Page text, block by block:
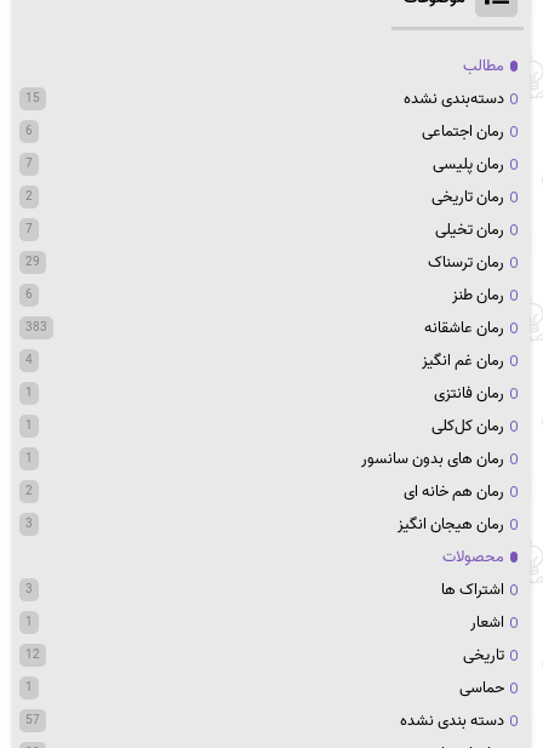
مطالب
دسته‌بندی نشده
15
رمان اجتماعی 6
رمان پلیسی 7
رمان تاریخی 2
رمان تخیلی 7
رمان ترسناک 29
رمان طنز 6
رمان عاشقانه 383
رمان غم انگیز 4
رمان فانتزی 1
رمان کل‌کلی 1
رمان های بدون سانسور 1
رمان هم خانه ای 2
رمان هیجان انگیز 3
محصولات
اشتراک ها
3
اشعار 1
تاریخی 12
حماسی 1
دسته بندی نشده 57